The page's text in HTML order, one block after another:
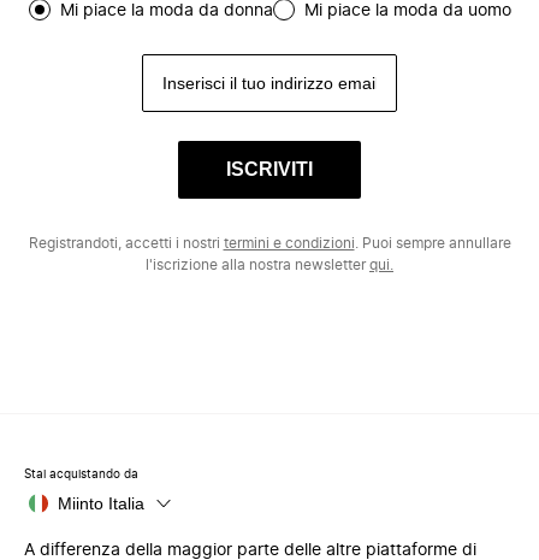
Mi piace la moda da donna Mi piace la moda da uomo
ISCRIVITI
Registrandoti, accetti i nostri termini e condizioni . Puoi sempre annullare
l'iscrizione alla nostra newsletterqui.
Stai acquistando da
Miinto Italia
A differenza della maggior parte delle altre piattaforme di